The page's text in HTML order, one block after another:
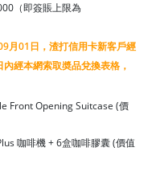
（即簽賬上限為
月01日，渣打信用卡新客戶經
經本網索取奬品兌換表格，
Front Opening Suitcase (價
咖啡機 + 6盒咖啡膠囊 (價值